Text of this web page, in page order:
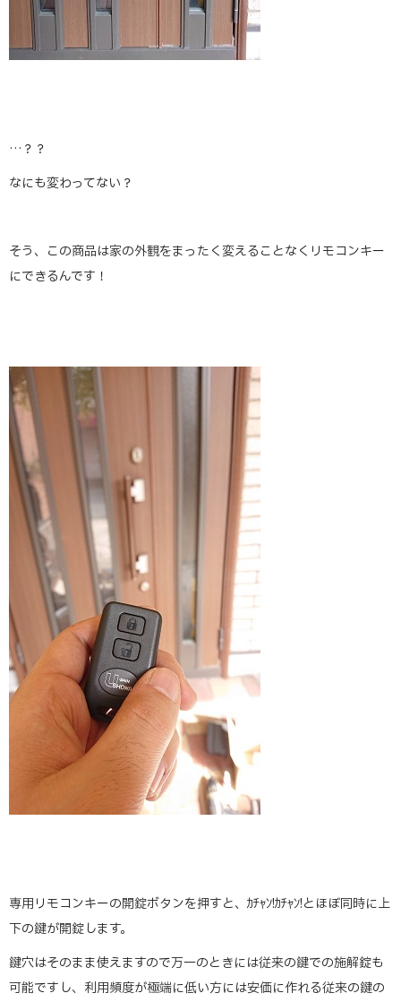
…？？
なにも変わってない？
そう、この商品は家の外観をまったく変えることなくリモコンキー
にできるんです！
専用リモコンキーの開錠ボタンを押すと、ｶﾁｬﾝ!ｶﾁｬﾝ!とほぼ同時に上
下の鍵が開錠します。
鍵穴はそのまま使えますので万一のときには従来の鍵での施解錠も
可能ですし、利用頻度が極端に低い方には安価に作れる従来の鍵の